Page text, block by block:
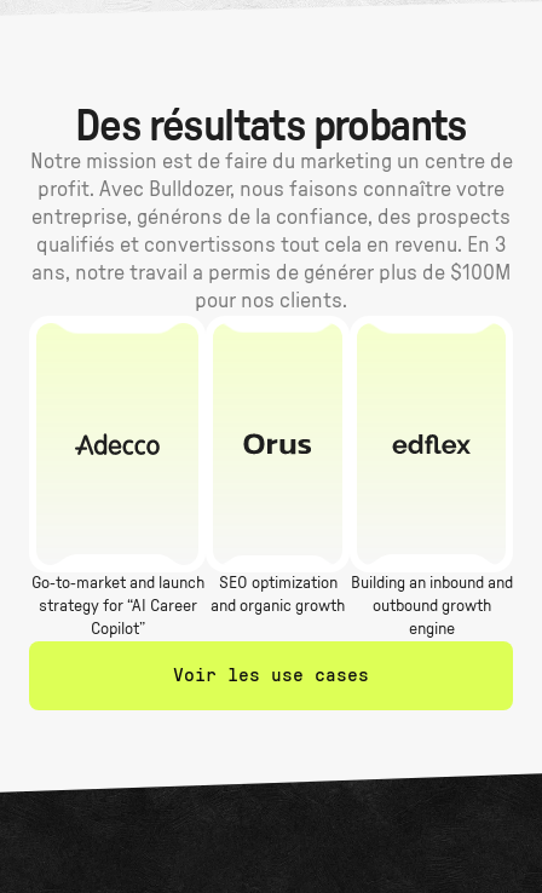
Des résultats probants
Notre mission est de faire du marketing un centre de
profit. Avec Bulldozer, nous faisons connaître votre
entreprise, générons de la confiance, des prospects
qualifiés et convertissons tout cela en revenu. En 3
ans, notre travail a permis de générer plus de $100M
pour nos clients.
Go-to-market and launch
strategy for “AI Career
Copilot”
SEO optimization
and organic growth
Building an inbound and
outbound growth
engine
Voir les use cases